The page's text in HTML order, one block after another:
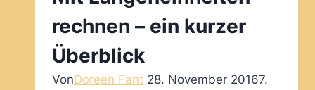
Überblick
rechnen – ein kurzer
Überblick
VonDoreen Fant 28. November 20167.